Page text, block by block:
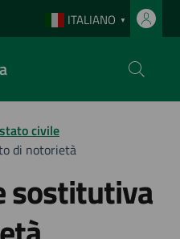
ITALIANO ▼
civile
di notorietà
sostitutiva